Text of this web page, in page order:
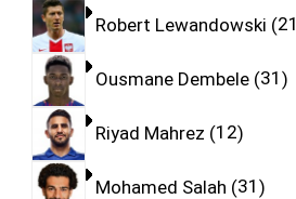
Robert Lewandowski 21
Ousmane Dembele 31
Riyad Mahrez 12
Mohamed Salah 31